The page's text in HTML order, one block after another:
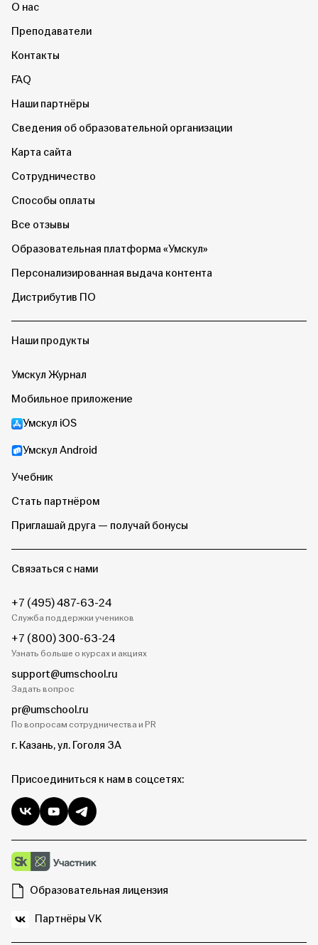
О нас
Преподаватели
Контакты
FAQ
Наши партнёры
Сведения об образовательной организации
Карта сайта
Сотрудничество
Способы оплаты
Все отзывы
Образовательная платформа «Умскул»
Персонализированная выдача контента
Дистрибутив ПО
Наши продукты
Умскул Журнал
Мобильное приложение
Умскул iOS
Умскул Android
Учебник
Стать партнёром
Приглашай друга — получай бонусы
Связаться с нами
+7 (495) 487-63-24
Служба поддержки учеников
+7 (800) 300-63-24
Узнать больше о курсах и акциях
support@umschool.ru
Задать вопрос
pr@umschool.ru
По вопросам сотрудничества и PR
г. Казань, ул. Гоголя 3А
Присоединиться к нам в соцсетях:
Образовательная лицензия
Партнёры VK